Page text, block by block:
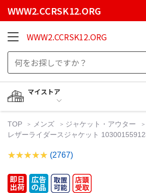
WWW2.CCRSK12.ORG
WWW2.CCRSK12.ORG
マイストア
TOP メンズ ジャケット・アウター
レザーライダースジャケット
(2767)